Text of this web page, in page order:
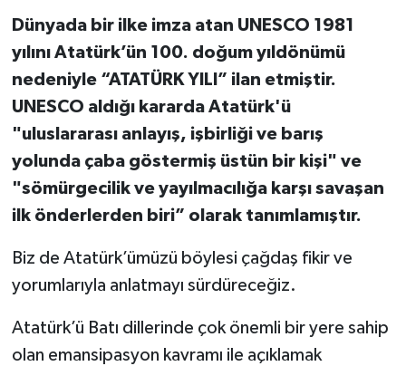
Dünyada bir ilke imza atan UNESCO 1981
yılını Atatürk’ün 100. doğum yıldönümü
nedeniyle “ATATÜRK YILI” ilan etmiştir.
UNESCO aldığı kararda Atatürk'ü
"uluslararası anlayış, işbirliği ve barış
yolunda çaba göstermiş üstün bir kişi" ve
"sömürgecilik ve yayılmacılığa karşı savaşan
ilk önderlerden biri” olarak tanımlamıştır.
Biz de Atatürk’ümüzü böylesi çağdaş fikir ve
yorumlarıyla anlatmayı sürdüreceğiz.
Atatürk’ü Batı dillerinde çok önemli bir yere sahip
olan emansipasyon kavramı ile açıklamak